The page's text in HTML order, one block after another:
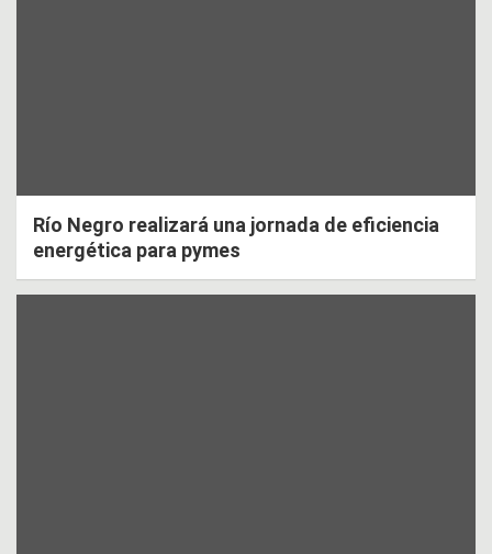
Río Negro realizará una jornada de eficiencia
energética para pymes